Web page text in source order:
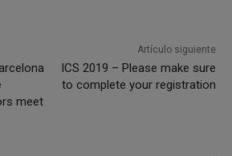
meet
Artículo siguiente
ICS 2019 – Please make sure
to complete your registration